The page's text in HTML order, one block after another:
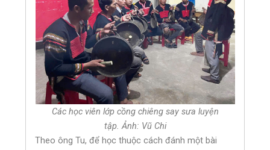
Các học viên lớp cồng chiêng say sưa luyện
tập. Ảnh: Vũ Chi
Theo ông Tu, để học thuộc cách đánh một bài